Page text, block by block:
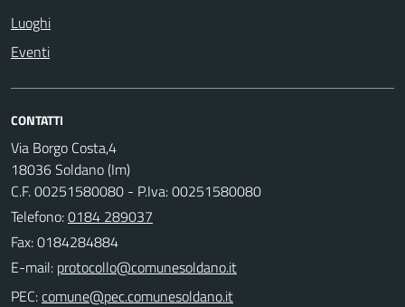
Luoghi
Eventi
CONTATTI
Via Borgo Costa,4
18036 Soldano (Im)
C.F. 00251580080 - P.Iva: 00251580080
Telefono:0184 289037
Fax: 0184284884
E-mail:
PEC: